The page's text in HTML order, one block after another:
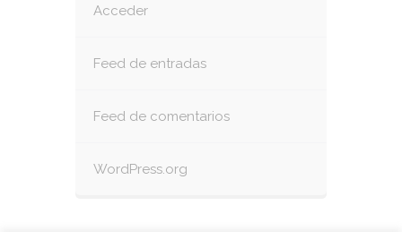
Acceder
Feed de entradas
Feed de comentarios
WordPress.org